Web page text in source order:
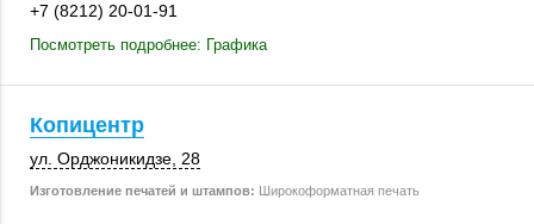
+7 (8212) 20-01-91
Посмотреть подробнее: Графика
Копицентр
ул. Орджоникидзе, 28
Изготовление печатей и штампов: Широкоформатная печать